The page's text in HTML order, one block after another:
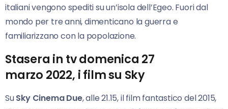
italiani vengono spediti su un’isola dell’Egeo. Fuori dal
mondo per tre anni, dimenticano la guerra e
familiarizzano con la popolazione.
Stasera in tv domenica 27
marzo 2022, i film su Sky
SuSky Cinema Due, alle 21.15, il film fantastico del 2015,